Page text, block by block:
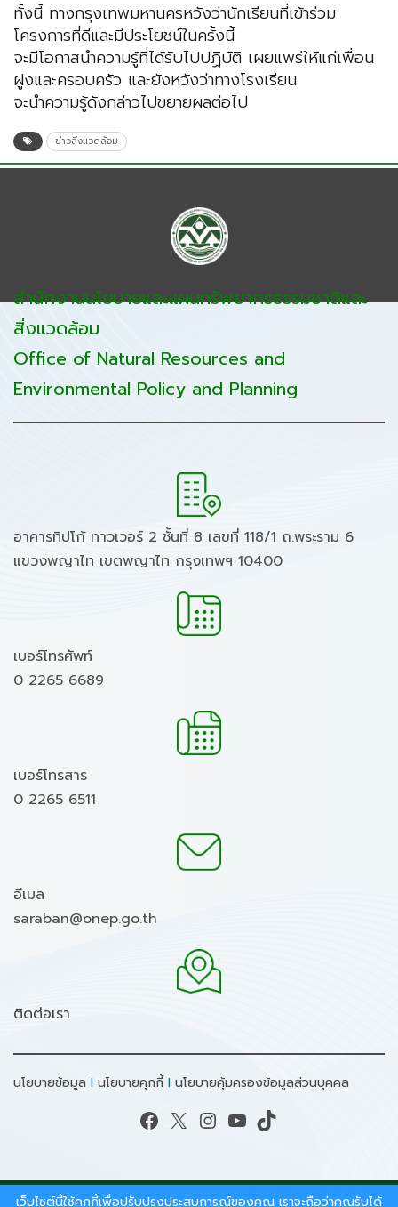
ทั้งนี้ ทางกรุงเทพมหานครหวังว่านักเรียนที่เข้าร่วม
โครงการที่ดีและมีประโยชน์ในครั้งนี้
จะมีโอกาสนำความรู้ที่ได้รับไปปฏิบัติ เผยแพร่ให้แก่เพื่อน
ฝูงและครอบครัว และยังหวังว่าทางโรงเรียน
จะนำความรู้ดังกล่าวไปขยายผลต่อไป
ข่าวสิ่งแวดล้อม
สำนักงานนโยบายและแผนทรัพยากรธรรมชาติและ
สิ่งแวดล้อม
Office of Natural Resources and
Environmental Policy and Planning
อาคารทิปโก้ ทาวเวอร์ 2 ชั้นที่ 8 เลขที่ 118/1 ถ.พระราม 6
แขวงพญาไท เขตพญาไท กรุงเทพฯ 10400
เบอร์โทรศัพท์
0 2265 6689
เบอร์โทรสาร
0 2265 6511
อีเมล
saraban@onep.go.th
ติดต่อเรา
นโยบายข้อมูล I นโยบายคุกกี้ I นโยบายคุ้มครองข้อมูลส่วนบุคคล
Facebook X Instagram YouTube TikTok
เว็บไซต์นี้ใช้คุกกี้เพื่อปรับปรุงประสบการณ์ของคุณ เราจะถือว่าคุณรับได้